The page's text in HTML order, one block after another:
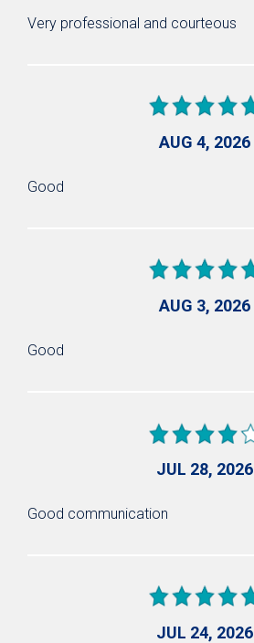
Very professional and courteous
AUG 4, 2026
Good
AUG 3, 2026
Good
JUL 28, 2026
Good communication
JUL 24, 2026